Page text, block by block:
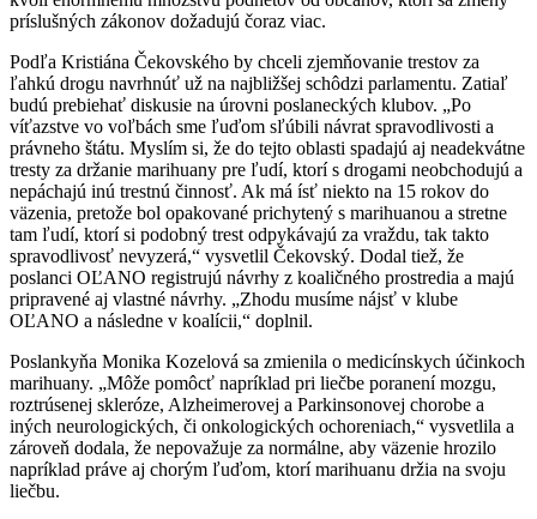
príslušných zákonov dožadujú čoraz viac.
Podľa Kristiána Čekovského by chceli zjemňovanie trestov za
ľahkú drogu navrhnúť už na najbližšej schôdzi parlamentu. Zatiaľ
budú prebiehať diskusie na úrovni poslaneckých klubov. „Po
víťazstve vo voľbách sme ľuďom sľúbili návrat spravodlivosti a
právneho štátu. Myslím si, že do tejto oblasti spadajú aj neadekvátne
tresty za držanie marihuany pre ľudí, ktorí s drogami neobchodujú a
nepáchajú inú trestnú činnosť. Ak má ísť niekto na 15 rokov do
väzenia, pretože bol opakované prichytený s marihuanou a stretne
tam ľudí, ktorí si podobný trest odpykávajú za vraždu, tak takto
spravodlivosť nevyzerá,“ vysvetlil Čekovský. Dodal tiež, že
poslanci OĽANO registrujú návrhy z koaličného prostredia a majú
pripravené aj vlastné návrhy. „Zhodu musíme nájsť v klube
OĽANO a následne v koalícii,“ doplnil.
Poslankyňa Monika Kozelová sa zmienila o medicínskych účinkoch
marihuany. „Môže pomôcť napríklad pri liečbe poranení mozgu,
roztrúsenej skleróze, Alzheimerovej a Parkinsonovej chorobe a
iných neurologických, či onkologických ochoreniach,“ vysvetlila a
zároveň dodala, že nepovažuje za normálne, aby väzenie hrozilo
napríklad práve aj chorým ľuďom, ktorí marihuanu držia na svoju
liečbu.